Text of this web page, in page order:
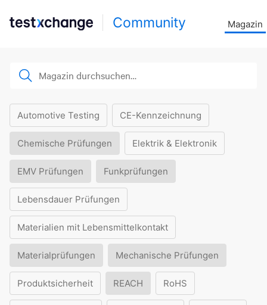
Community Magazin
Automotive Testing CE-Kennzeichnung
Chemische Prüfungen Elektrik & Elektronik
EMV Prüfungen Funkprüfungen
Lebensdauer Prüfungen
Materialien mit Lebensmittelkontakt
Materialprüfungen Mechanische Prüfungen
Produktsicherheit REACH RoHS